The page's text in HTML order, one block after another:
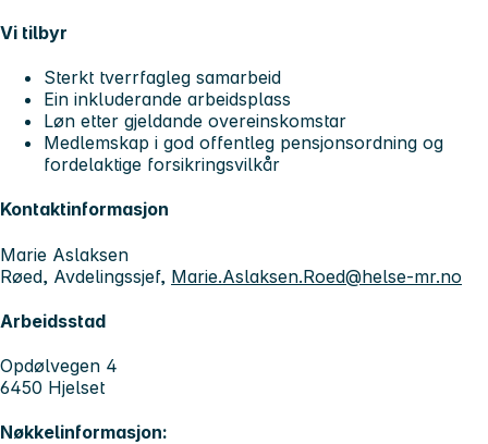
Vi tilbyr
Sterkt tverrfagleg samarbeid
Ein inkluderande arbeidsplass
Løn etter gjeldande overeinskomstar
Medlemskap i god offentleg pensjonsordning og
fordelaktige forsikringsvilkår
Kontaktinformasjon
Marie Aslaksen
Røed, Avdelingssjef, Marie.Aslaksen.Roed@helse-mr.no
Arbeidsstad
Opdølvegen 4
6450 Hjelset
Nøkkelinformasjon: